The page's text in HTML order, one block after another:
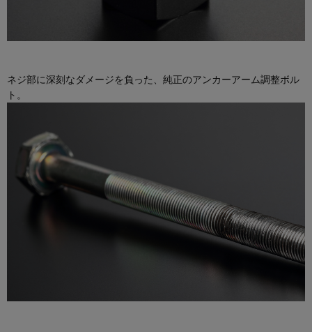
ネジ部に深刻なダメージを負った、純正のアンカーアーム調整ボル
ト。